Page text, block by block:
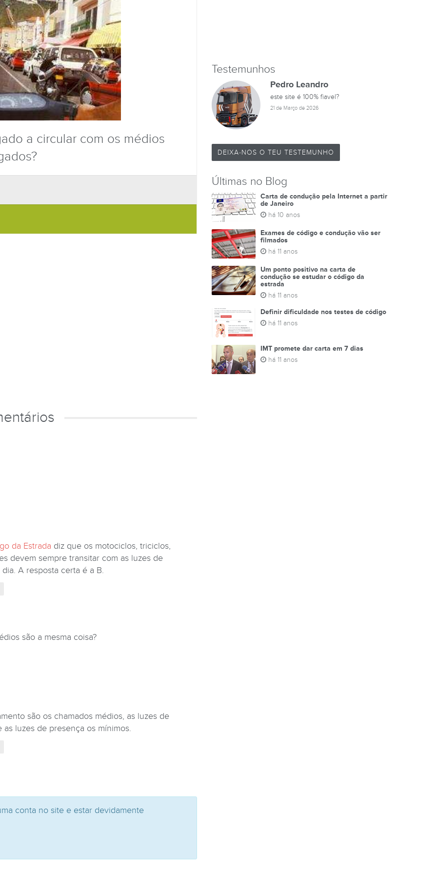
a circular com os médios
da Estrada diz que os motociclos, triciclos,
devem sempre transitar com as luzes de
A resposta certa é a B.
são a mesma coisa?
são os chamados médios, as luzes de
as luzes de presença os mínimos.
conta no site e estar devidamente
Testemunhos
Pedro Leandro
este site é 100% fiavel?
21 de Março de 2026
DEIXA-NOS O TEU TESTEMUNHO
Últimas no Blog
Carta de condução pela Internet a partir
de Janeiro
há 10 anos
Exames de código e condução vão ser
filmados
há 11 anos
Um ponto positivo na carta de
condução se estudar o código da
estrada
há 11 anos
Definir dificuldade nos testes de código
há 11 anos
IMT promete dar carta em 7 dias
há 11 anos